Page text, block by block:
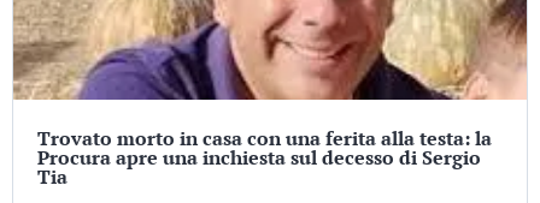
Trovato morto in casa con una ferita alla testa: la
Procura apre una inchiesta sul decesso di Sergio
Tia